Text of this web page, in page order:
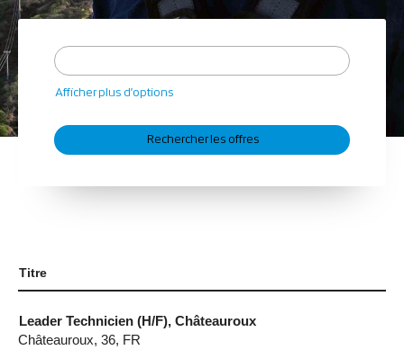
Afficher plus d’options
Titre
Leader Technicien (H/F), Châteauroux
Châteauroux, 36, FR